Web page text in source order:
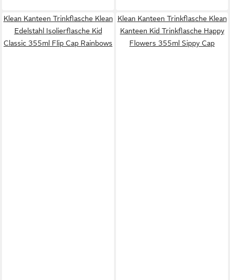
Klean Kanteen Trinkflasche Klean
Edelstahl Isolierflasche Kid
Classic 355ml Flip Cap Rainbows
Klean Kanteen Trinkflasche Klean
Kanteen Kid Trinkflasche Happy
Flowers 355ml Sippy Cap